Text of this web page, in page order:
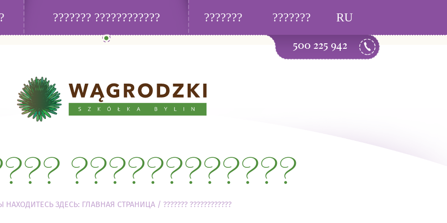
or SESSION_VARIABLES_ADMIN privilege(s) for this operation
??????? ???????????? ??????? ??????? RU
500 225 942
????????????
НАХОДИТЕСЬ ЗДЕСЬ: ГЛАВНАЯ СТРАНИЦА/ ??????? ????????????